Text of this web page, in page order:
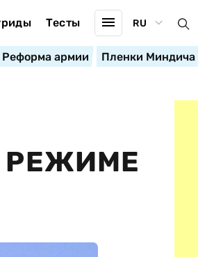
Тесты RU
Реформа армии Пленки Миндича
РЕЖИМЕ